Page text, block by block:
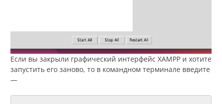
Если вы закрыли графический интерфейс XAMPP и хотите
запустить его заново, то в командном терминале введите
—